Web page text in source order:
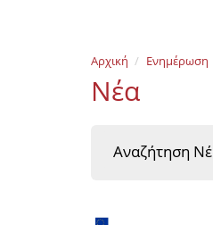
Αρχική Ενημέρωση
Νέα
Αναζήτηση